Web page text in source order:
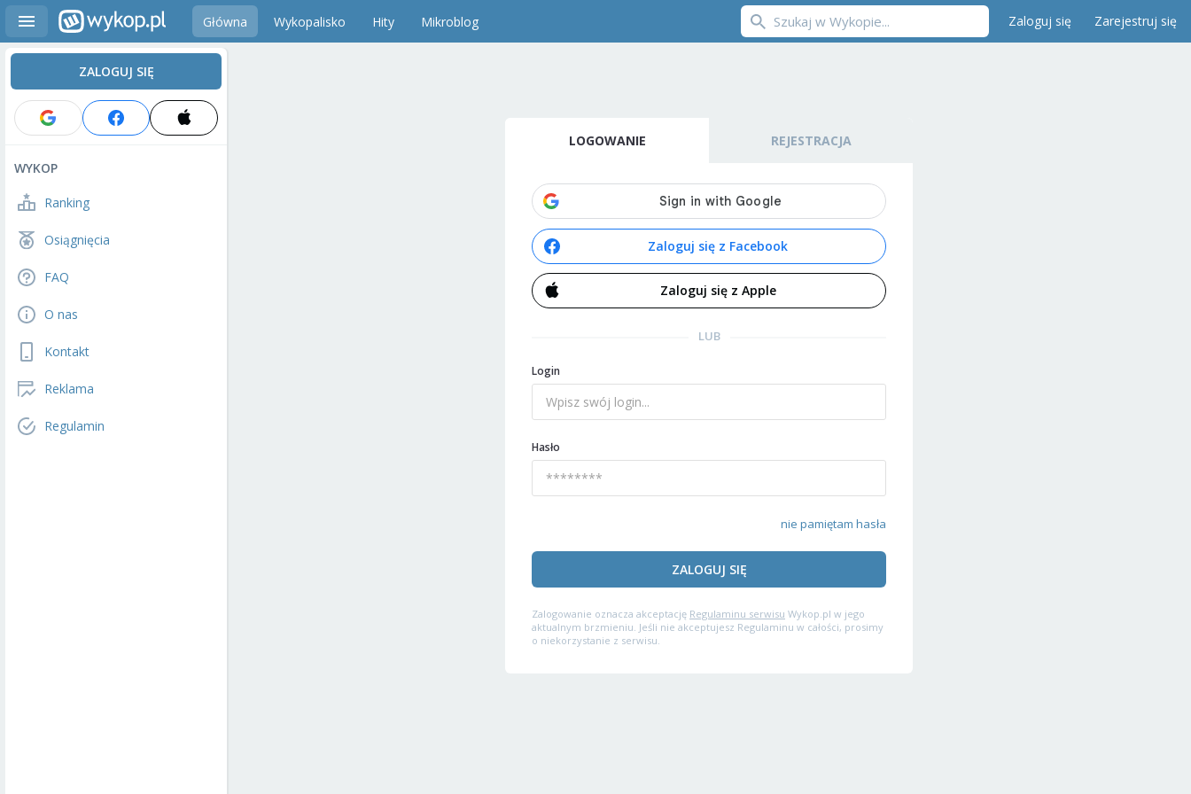
Główna Wykopalisko Hity Mikroblog Zaloguj się Zarejestruj się
ZALOGUJ SIĘ
WYKOP
Ranking
Osiągnięcia
FAQ
O nas
Kontakt
Reklama
Regulamin
LOGOWANIE REJESTRACJA
Zaloguj się z Facebook
Zaloguj się z Apple
LUB
Login
Hasło
nie pamiętam hasła
ZALOGUJ SIĘ
Zalogowanie oznacza akceptację Regulaminu serwisu Wykop.pl w jego
aktualnym brzmieniu. Jeśli nie akceptujesz Regulaminu w całości, prosimy
o niekorzystanie z serwisu.